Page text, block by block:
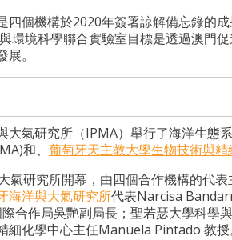
四個機構於2020年簽署諒解備忘錄的
環境科學聯合實驗室目標是透過澳門
。
大氣研究所（IPMA）舉行了海洋生態
和、 葡萄牙天主教大學生物技術與
氣研究所開幕，由四個合作機構的代
海洋與大氣研究所代表Narcisa
合作局吳艷副局長；聖若瑟大學科學
細化學中心主任Manuela Pintado 教授